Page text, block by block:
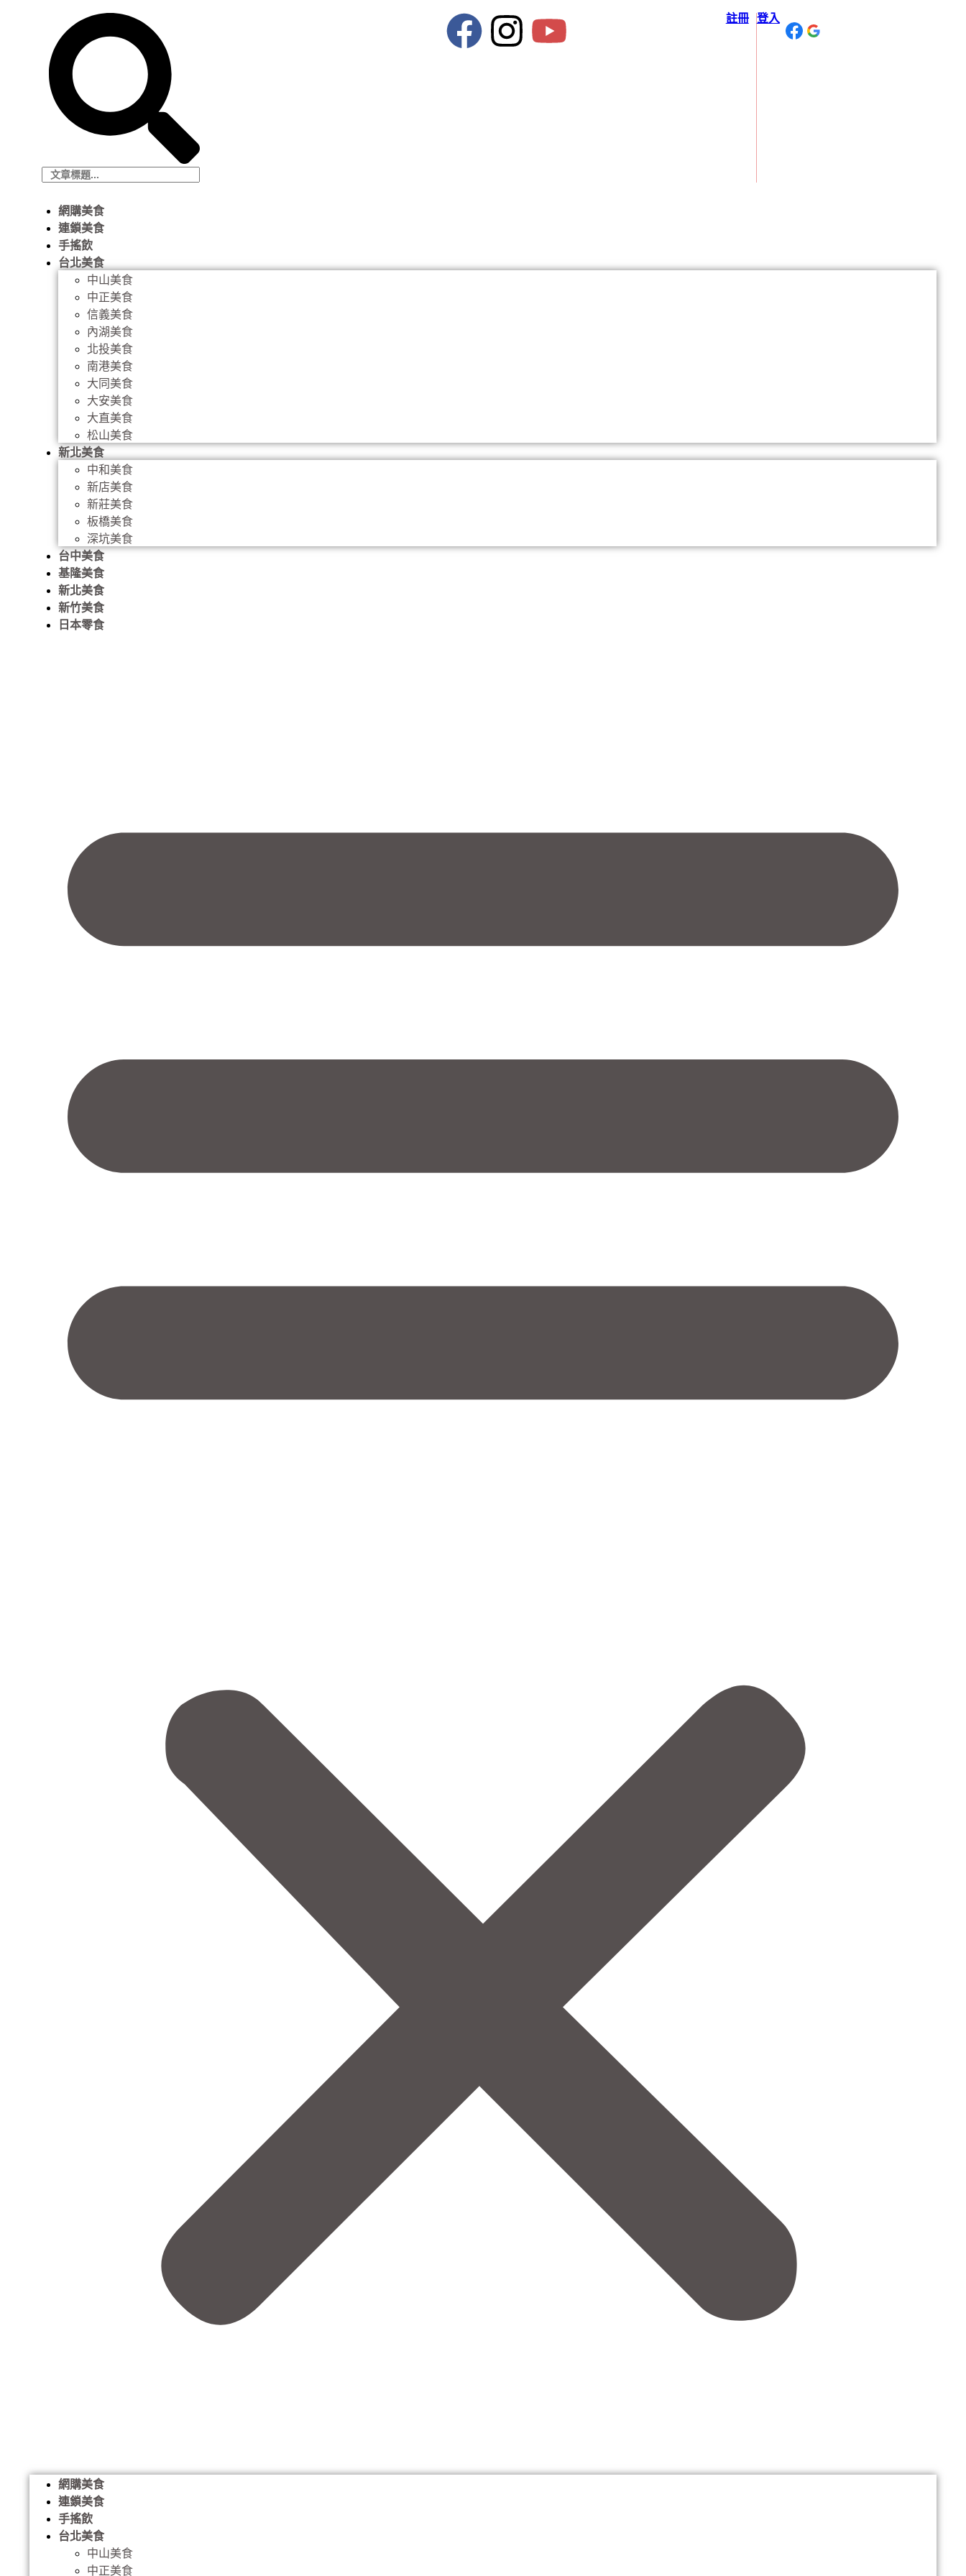
註冊 登入
網購美食
連鎖美食
手搖飲
台北美食
中山美食
中正美食
信義美食
內湖美食
北投美食
南港美食
大同美食
大安美食
大直美食
松山美食
新北美食
中和美食
新店美食
新莊美食
板橋美食
深坑美食
台中美食
基隆美食
新北美食
新竹美食
日本零食
網購美食
連鎖美食
手搖飲
台北美食
中山美食
中正美食